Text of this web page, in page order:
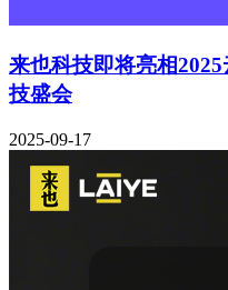
来也科技即将亮相
技盛会
2025-09-17